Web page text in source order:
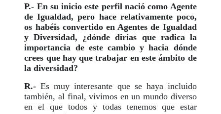
P.- En su inicio este perfil nació como Agente
de Igualdad, pero hace relativamente poco,
os habéis convertido en Agentes de Igualdad
y Diversidad, ¿dónde dirías que radica la
importancia de este cambio y hacia dónde
crees que hay que trabajar en este ámbito de
la diversidad?
R.- Es muy interesante que se haya incluido
también, al final, vivimos en un mundo diverso
en el que todos y todas tenemos que estar